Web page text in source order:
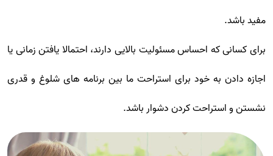
مفید باشد.
برای کسانی که احساس مسئولیت بالایی دارند، احتمالا یافتن زمانی یا
اجازه دادن به خود برای استراحت ما بین برنامه های شلوغ و قدری
نشستن و استراحت کردن دشوار باشد.